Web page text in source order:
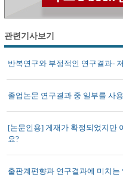
관련기사보기
반복연구와 부정적인 연구결과-
졸업논문 연구결과 중 일부를 사
[논문인용] 게재가 확정되었지만
요?
출판계편향과 연구결과에 미치는